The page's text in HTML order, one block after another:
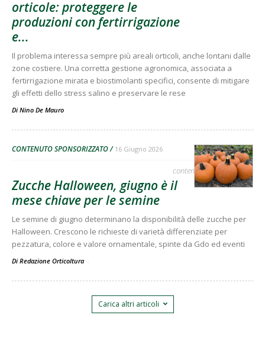
orticole: proteggere le
produzioni con fertirrigazione
e...
Il problema interessa sempre più areali orticoli, anche lontani dalle
zone costiere. Una corretta gestione agronomica, associata a
fertirrigazione mirata e biostimolanti specifici, consente di mitigare
gli effetti dello stress salino e preservare le rese
Di Nino De Mauro
CONTENUTO SPONSORIZZATO 16 Giugno 2026
contenuto sponsorizzato
Zucche Halloween, giugno è il
mese chiave per le semine
Le semine di giugno determinano la disponibilità delle zucche per
Halloween. Crescono le richieste di varietà differenziate per
pezzatura, colore e valore ornamentale, spinte da Gdo ed eventi
Di Redazione Orticoltura -
Carica altri articoli